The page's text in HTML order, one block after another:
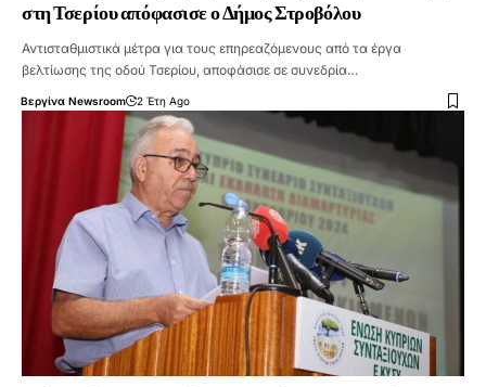
στη Τσερίου απόφασισε ο Δήμος Στροβόλου
Αντισταθμιστικά μέτρα για τους επηρεαζόμενους από τα έργα
βελτίωσης της οδού Τσερίου, αποφάσισε σε συνεδρία…
Βεργίνα Newsroom 2 Έτη Ago